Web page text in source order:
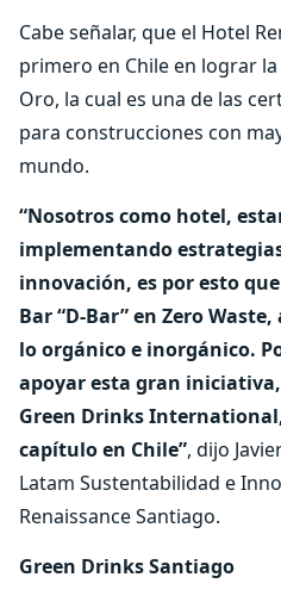
Cabe señalar, que el Hotel
primero en Chile en lograr
Oro, la cual es una de las
para construcciones con
mundo.
“Nosotros como hotel,
implementando
innovación, es por esto
Bar “D-Bar” en Zero
lo orgánico e inorgánico.
apoyar esta gran
Green Drinks
capítulo en Chile”, dijo
Latam Sustentabilidad e
Renaissance Santiago.
Green Drinks Santiago